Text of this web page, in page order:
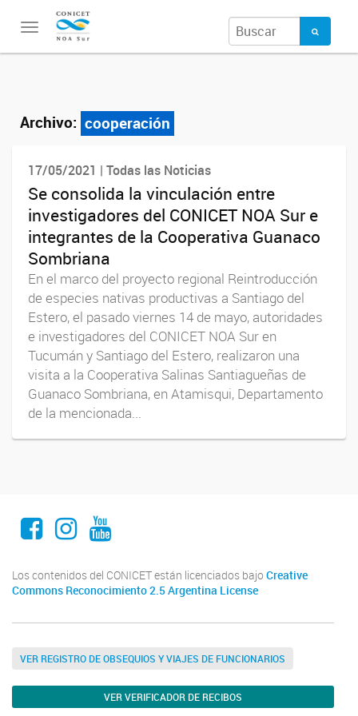
Toggle
navigation
Archivo: cooperación
17/05/2021 | Todas las Noticias
Se consolida la vinculación entre
investigadores del CONICET NOA Sur e
integrantes de la Cooperativa Guanaco
Sombriana
En el marco del proyecto regional Reintroducción
de especies nativas productivas a Santiago del
Estero, el pasado viernes 14 de mayo, autoridades
e investigadores del CONICET NOA Sur en
Tucumán y Santiago del Estero, realizaron una
visita a la Cooperativa Salinas Santiagueñas de
Guanaco Sombriana, en Atamisqui, Departamento
de la mencionada...
Facebook
Instagram
Youtube
Los contenidos del CONICET están licenciados bajo Creative
Commons Reconocimiento 2.5 Argentina License
VER REGISTRO DE OBSEQUIOS Y VIAJES DE FUNCIONARIOS
VER VERIFICADOR DE RECIBOS